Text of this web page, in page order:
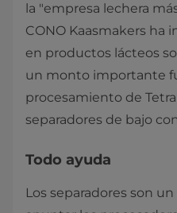
la "empresa lechera
CONO Kaasmakers
en productos lácteos
un monto importante
procesamiento de
separadores de bajo
Todo ayuda
Los separadores son